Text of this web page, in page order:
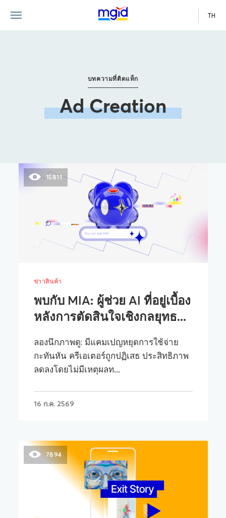
TH
บทความที่ติดแท็ก
Ad Creation
15811
ข่าวสินค้า
พบกับ MIA: ผู้ช่วย AI ที่อยู่เบื้อง
หลังการตัดสินใจเชิงกลยุทธ...
ลองนึกภาพดู: มีแคมเปญหยุดการใช้จ่าย
กะทันหัน ครีเอเตอร์ถูกปฏิเสธ ประสิทธิภาพ
ลดลงโดยไม่มีเหตุผลท...
16 ก.ค. 2569
7894